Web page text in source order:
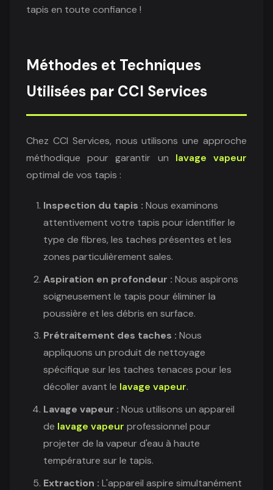
tapis en toute confiance !
Méthodes et Techniques
Utilisées par CCI Services
Chez CCI Services, nous utilisons une approche
méthodique pour garantir un lavage vapeur
optimal de vos tapis :
Inspection du tapis : Nous examinons
attentivement votre tapis pour identifier le
type de fibres, les taches présentes et les
zones particulièrement sales.
Aspiration en profondeur : Nous aspirons
soigneusement le tapis pour éliminer la
poussière et les débris en surface.
Prétraitement des taches : Nous
appliquons un produit de nettoyage
spécifique sur les taches tenaces pour les
décoller avant le lavage vapeur.
Lavage vapeur : Nous utilisons un appareil
de lavage vapeur professionnel pour
projeter de la vapeur d'eau à haute
température sur le tapis.
Extraction : L'appareil aspire simultanément